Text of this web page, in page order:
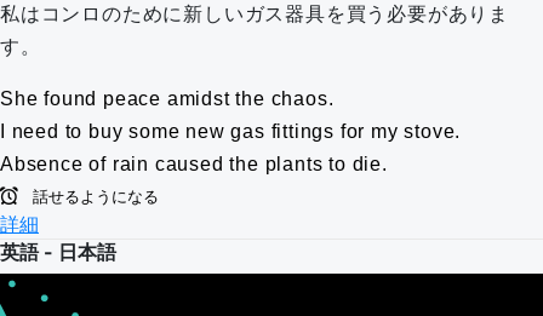
私はコンロのために新しいガス器具を買う必要がありま
す。
She found peace amidst the chaos.
I need to buy some new gas fittings for my stove.
Absence of rain caused the plants to die.
話せるようになる
詳細
英語 - 日本語